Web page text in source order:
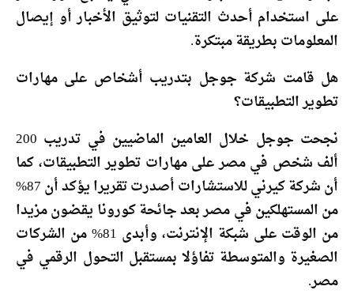
على استخدام أحدث التقنيات لتوثيق الأخبار أو إيصال
المعلومات بطريقة مبتكرة.
هل قامت شركة جوجل بتدريب أشخاص على مهارات
تطوير التطبيقات؟
نجحت جوجل خلال العامين الماضيين في تدريب 200
ألف شخص في مصر على مهارات تطوير التطبيقات، كما
أن شركة كيرني للاستشارات أصدرت تقريرا يؤكد أن 87%
من المستهلكين في مصر بعد جائحة كورونا يقضون مزيدا
من الوقت على شبكة الإنترنت، وأبدى 81% من الشركات
الصغيرة والمتوسطة تفاؤلا بمستقبل التحول الرقمي في
مصر.